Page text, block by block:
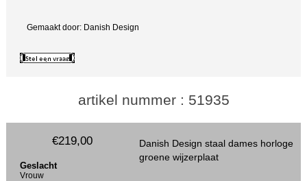
Gemaakt door: Danish Design
artikel nummer : 51935
Danish Design staal dames horloge
groene wijzerplaat
€219,00
Geslacht
Vrouw